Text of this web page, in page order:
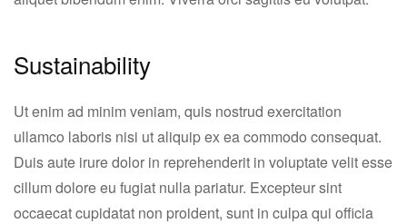
Sustainability
Ut enim ad minim veniam, quis nostrud exercitation
ullamco laboris nisi ut aliquip ex ea commodo consequat.
Duis aute irure dolor in reprehenderit in voluptate velit esse
cillum dolore eu fugiat nulla pariatur. Excepteur sint
occaecat cupidatat non proident, sunt in culpa qui officia